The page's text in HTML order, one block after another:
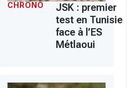
CHRONO
JSK : premier
test en Tunisie
face à l’ES
Métlaoui